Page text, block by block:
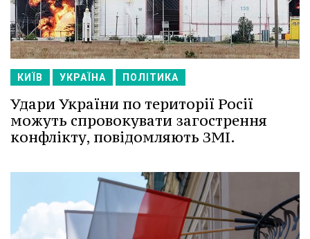
КИЇВ УКРАЇНА ПОЛІТИКА
Удари України по території Росії
можуть спровокувати загострення
конфлікту, повідомляють ЗМІ.